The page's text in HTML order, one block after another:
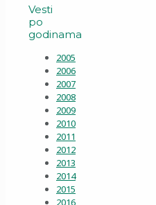
Vesti
po
godinama
2005
2006
2007
2008
2009
2010
2011
2012
2013
2014
2015
2016